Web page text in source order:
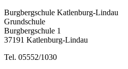
Burgbergschule Katlenburg-Lindau
Grundschule
Burgbergschule 1
37191 Katlenburg-Lindau
Tel. 05552/1030